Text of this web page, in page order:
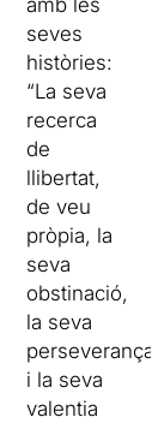
seves
històries:
“La seva
recerca
de
llibertat,
de veu
pròpia, la
seva
obstinació,
la seva
perseverança
i la seva
valentia